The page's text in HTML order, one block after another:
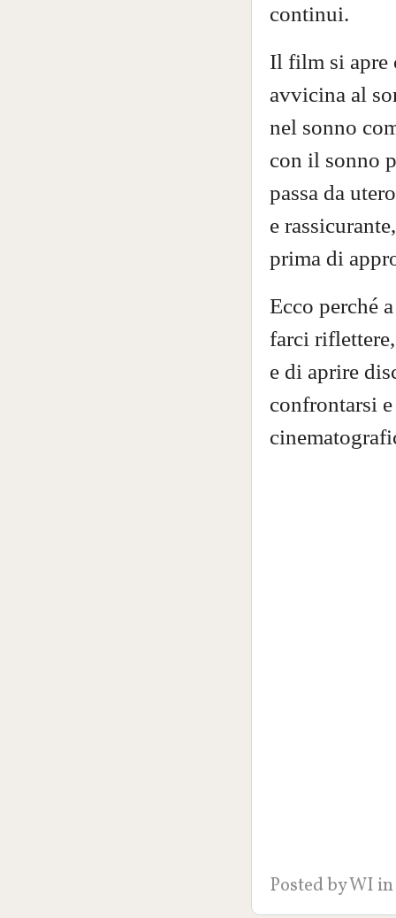
continui.
Il film si apre
avvicina al
nel sonno
con il sonno
passa da
e
prima di
Ecco perché
farci
e di aprire
confrontarsi
Posted byWI